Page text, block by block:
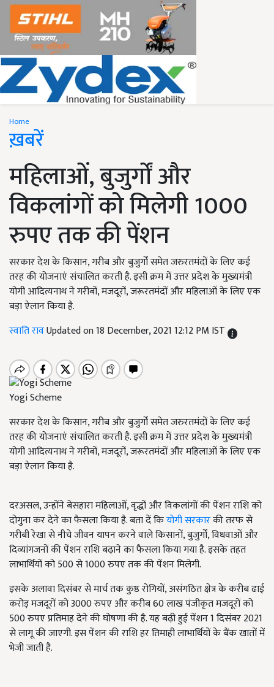
Home
ख़बरें
महिलाओं, बुजुर्गों और
विकलांगों को मिलेगी 1000
रुपए तक की पेंशन
सरकार देश के किसान, गरीब और बुजुर्गों समेत जरुरतमंदों के लिए कई
तरह की योजनाएं संचालित करती है. इसी क्रम में उत्तर प्रदेश के मुख्यमंत्री
योगी आदित्यनाथ ने गरीबों, मजदूरों, जरूरतमंदों और महिलाओं के लिए एक
बड़ा ऐलान किया है.
स्वाति रावUpdated on 18 December, 2021 12:12 PM IST
Yogi Scheme
सरकार देश के किसान, गरीब और बुजुर्गों समेत जरुरतमंदों के लिए कई
तरह की योजनाएं संचालित करती है. इसी क्रम में उत्तर प्रदेश के मुख्यमंत्री
योगी आदित्यनाथ ने गरीबों, मजदूरों, जरूरतमंदों और महिलाओं के लिए एक
बड़ा ऐलान किया है.
दरअसल, उन्होंने बेसहारा महिलाओं, वृद्धों और विकलांगों की पेंशन राशि को
दोगुना कर देने का फैसला किया है. बता दें कियोगी सरकारकी तरफ से
गरीबी रेखा से नीचे जीवन यापन करने वाले किसानों, बुजुर्गों, विधवाओं और
दिव्यांगजनों की पेंशन राशि बढ़ाने का फैसला किया गया है. इसके तहत
लाभार्थियों को 500 से 1000 रुपए तक की पेंशन मिलेगी.
इसके अलावा दिसंबर से मार्च तक कुष्ठ रोगियों, असंगठित क्षेत्र के करीब ढाई
करोड़ मजदूरों को 3000 रुपए और करीब 60 लाख पंजीकृत मजदूरों को
500 रुपए प्रतिमाह देने की घोषणा की है. यह बढ़ी हुई पेंशन 1 दिसंबर 2021
से लागू की जाएगी. इस पेंशन की राशि हर तिमाही लाभार्थियों के बैंक खातों में
भेजी जाती है.